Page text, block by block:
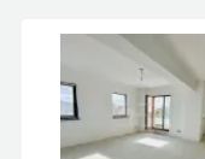
Animale de
Afaceri și
Inchiriere Bunuri si
Utilaje agricole si
Piese auto si
Dacia Duster